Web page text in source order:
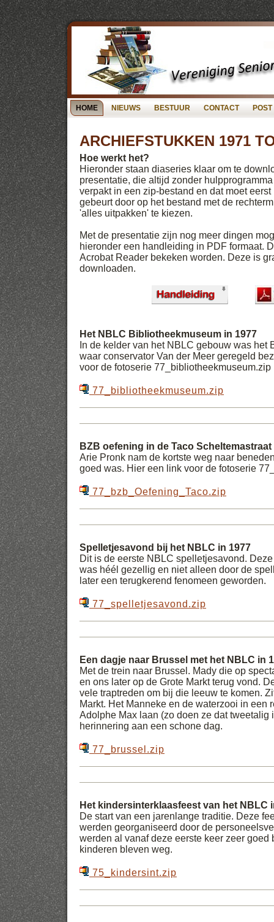
HOME NIEUWS BESTUUR CONTACT POST
ARCHIEFSTUKKEN 1971
Hoe werkt het?
Hieronder staan diaseries klaar om te
presentatie, die altijd zonder
verpakt in een zip-bestand en dat moet
gebeurt door op het bestand met de
'alles uitpakken' te kiezen.
Met de presentatie zijn nog meer dingen
hieronder een handleiding in PDF formaat.
Acrobat Reader bekeken worden. Deze is
downloaden.
Het NBLC Bibliotheekmuseum in 1977
In de kelder van het NBLC gebouw was het
waar conservator Van der Meer geregeld
voor de fotoserie 77_bibliotheekmuseum.zip
77_bibliotheekmuseum.zip
BZB oefening in de Taco
Arie Pronk nam de kortste weg naar
goed was. Hier een link voor de fotoserie
77_bzb_Oefening_Taco.zip
Spelletjesavond bij het NBLC in 1977
Dit is de eerste NBLC spelletjesavond.
was héél gezellig en niet alleen door de
later een terugkerend fenomeen geworden.
77_spelletjesavond.zip
Een dagje naar Brussel met het NBLC in
Met de trein naar Brussel. Mady die op
en ons later op de Grote Markt terug vond.
vele traptreden om bij die leeuw te komen.
Markt. Het Manneke en de waterzooi in een
Adolphe Max laan (zo doen ze dat tweetalig
herinnering aan een schone dag.
77_brussel.zip
Het kindersinterklaasfeest van het NBLC
De start van een jarenlange traditie. Deze
werden georganiseerd door de
werden al vanaf deze eerste keer zeer goed
kinderen bleven weg.
75_kindersint.zip